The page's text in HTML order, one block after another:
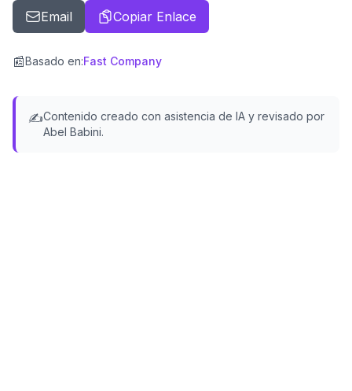
Email Copiar Enlace
📰Basado en:Fast Company
✍️Contenido creado con asistencia de IA y revisado por
Abel Babini.